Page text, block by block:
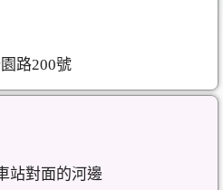
路200號
站對面的河邊